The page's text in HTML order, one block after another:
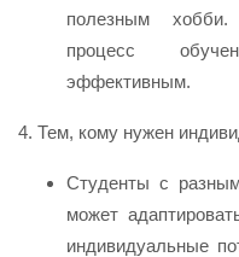
полезным
процесс
эффективным.
4. Тем, кому нужен
Студенты с
может
индивидуальные